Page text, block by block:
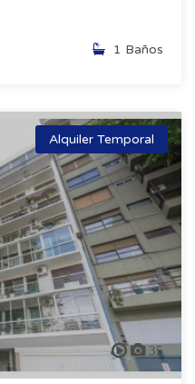
1 Baños
Alquiler Temporal
35